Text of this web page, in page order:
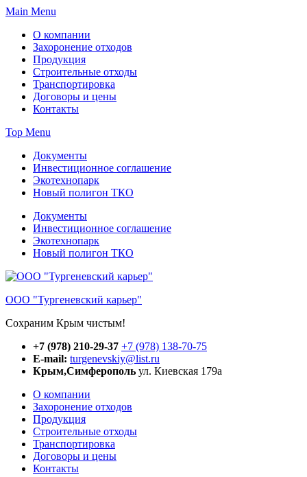
Skip
content
Main Menu
О компании
Захоронение отходов
Продукция
Строительные отходы
Транспортировка
Договоры и цены
Контакты
Top Menu
Документы
Инвестиционное соглашение
Экотехнопарк
Новый полигон ТКО
Документы
Инвестиционное соглашение
Экотехнопарк
Новый полигон ТКО
OOO "Тургеневский карьер"
Сохраним Крым чистым!
+7 (978) 210-29-37 +7 (978) 138-70-75
E-mail: turgenevskiy@list.ru
Крым,Симферополь ул. Киевская 179а
О компании
Захоронение отходов
Продукция
Строительные отходы
Транспортировка
Договоры и цены
Контакты